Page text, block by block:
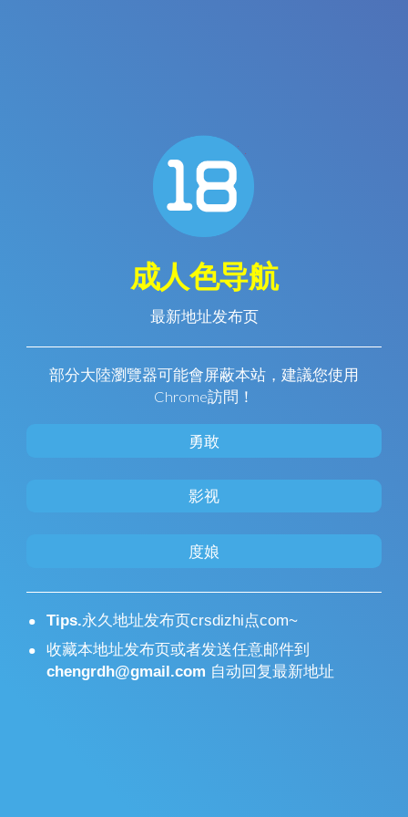
成人色导航
最新地址发布页
部分大陸瀏覽器可能會屏蔽本站，建議您使用
Chrome訪問！
勇敢
影视
度娘
Tips.永久地址发布页crsdizhi点com~
收藏本地址发布页或者发送任意邮件到
chengrdh@gmail.com 自动回复最新地址